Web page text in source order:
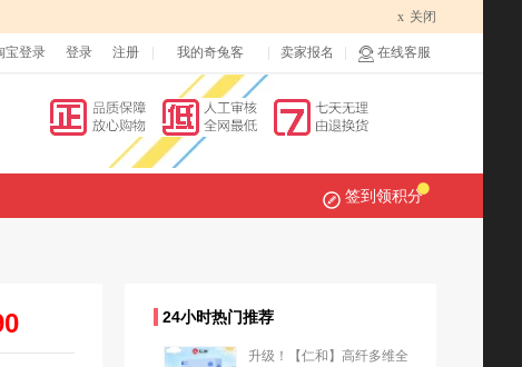
x 关闭
宝登录 登录 注册 我的奇兔客 卖家报名 在线客服
签到领积分
24小时热门推荐
升级！【仁和】高纤多维全